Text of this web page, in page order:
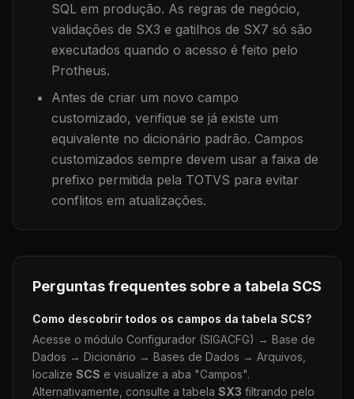
SQL em produção. As regras de negócio,
validações de SX3 e gatilhos de SX7 só são
executados quando o acesso é feito pelo
Protheus.
Antes de criar um novo campo
customizado, verifique se já existe um
equivalente no dicionário padrão. Campos
customizados sempre devem usar a faixa de
prefixo permitida pela TOTVS para evitar
conflitos em atualizações.
Perguntas frequentes sobre a tabela SCS
Como descobrir todos os campos da tabela SCS?
Acesse o módulo Configurador (SIGACFG) → Base de
Dados → Dicionário → Bases de Dados → Arquivos,
localize SCS e visualize a aba "Campos".
Alternativamente, consulte a tabela SX3 filtrando pelo